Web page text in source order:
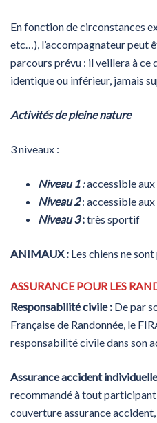
En fonction de circonstances
etc…), l’accompagnateur peut
parcours prévu : il veillera à
identique ou inférieur, jamais
Activités de pleine nature
3 niveaux :
Niveau 1:accessible
Niveau 2: accessible
Niveau 3:très sportif
ANIMAUX : Les chiens ne
ASSURANCE POUR LES
Responsabilité civile : De par
Française de Randonnée, le
responsabilité civile dans son
Assurance accident individuelle
recommandé à tout
couverture assurance